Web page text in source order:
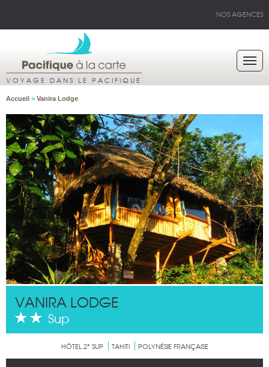
NOS AGENCES
VOYAGE DANS LE PACIFIQUE
Accueil > Vanira Lodge
VANIRA LODGE
Sup
HÔTEL 2* SUP TAHITI POLYNÉSIE FRANÇAISE